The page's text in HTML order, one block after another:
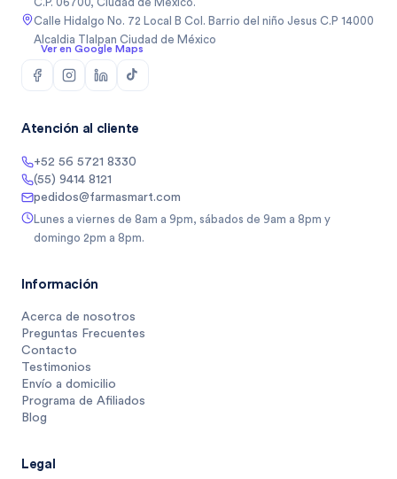
C.P. 06700, Ciudad de México.
Calle Hidalgo No. 72 Local B Col. Barrio del niño Jesus C.P 14000
Alcaldia Tlalpan Ciudad de México
Ver en Google Maps
Atención al cliente
+52 56 5721 8330
(55) 9414 8121
pedidos@farmasmart.com
Lunes a viernes de 8am a 9pm, sábados de 9am a 8pm y
domingo 2pm a 8pm.
Información
Acerca de nosotros
Preguntas Frecuentes
Contacto
Testimonios
Envío a domicilio
Programa de Afiliados
Blog
Legal